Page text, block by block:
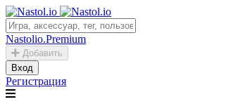
Nastolio.Premium
Добавить
Вход
Регистрация